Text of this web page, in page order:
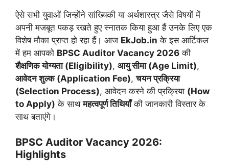
ऐसे सभी युवाओं जिन्होंने सांख्यिकी या अर्थशास्त्र जैसे विषयों में
अपनी मजबूत पकड़ रखते हुए स्नातक किया हुआ हैं उनके लिए एक
विशेष मौका प्राप्त हो रहा हैं। आज EkJob.in के इस आर्टिकल
में हम आपको BPSC Auditor Vacancy 2026 की
शैक्षणिक योग्यता (Eligibility), आयु सीमा (Age Limit),
आवेदन शुल्क (Application Fee),चयन प्रक्रिया
(Selection Process), आवेदन करने की प्रक्रिया (How
to Apply) के साथमहत्वपूर्ण तिथियाँकी जानकारी विस्तार के
साथ बताएंगे।
BPSC Auditor Vacancy 2026:
Highlights